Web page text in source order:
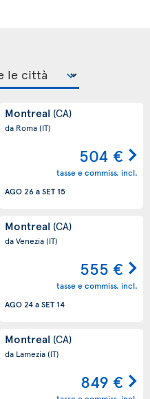
Montreal (CA)
da Roma(IT)
504 €
tasse e commiss. incl.
AGO 26aSET 15
Montreal (CA)
da Venezia(IT)
555 €
tasse e commiss. incl.
AGO 24aSET 14
Montreal (CA)
da Lamezia(IT)
849 €